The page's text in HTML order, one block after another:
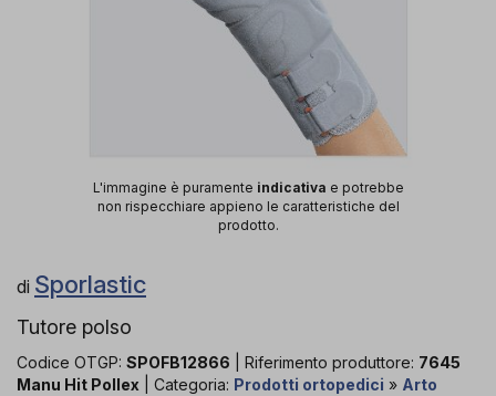
L'immagine è puramente indicativa e potrebbe
non rispecchiare appieno le caratteristiche del
prodotto.
di Sporlastic
Tutore polso
Codice OTGP: SPOFB12866 | Riferimento produttore: 7645
Manu Hit Pollex | Categoria: Prodotti ortopedici » Arto